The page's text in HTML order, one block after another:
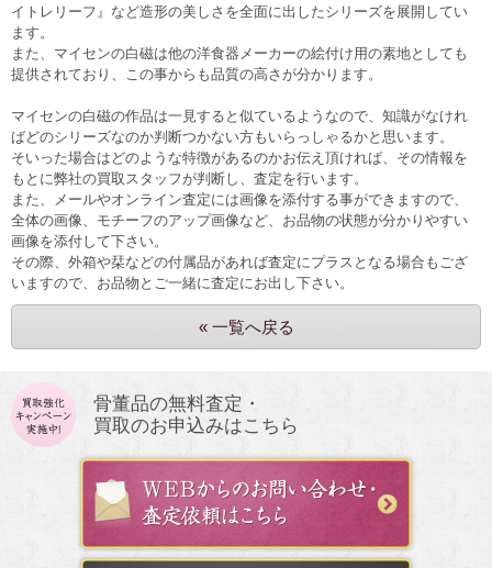
イトレリーフ』など造形の美しさを全面に出したシリーズを展開してい
ます。
また、マイセンの白磁は他の洋食器メーカーの絵付け用の素地としても
提供されており、この事からも品質の高さが分かります。
マイセンの白磁の作品は一見すると似ているようなので、知識がなけれ
ばどのシリーズなのか判断つかない方もいらっしゃるかと思います。
そいった場合はどのような特徴があるのかお伝え頂ければ、その情報を
もとに弊社の買取スタッフが判断し、査定を行います。
また、メールやオンライン査定には画像を添付する事ができますので、
全体の画像、モチーフのアップ画像など、お品物の状態が分かりやすい
画像を添付して下さい。
その際、外箱や栞などの付属品があれば査定にプラスとなる場合もござ
いますので、お品物とご一緒に査定にお出し下さい。
« 一覧へ戻る
骨董品の無料査定・
買取のお申込みはこちら